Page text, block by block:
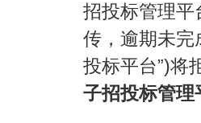
招投标管理平
传，逾期未完
投标平台”)将
子招投标管理